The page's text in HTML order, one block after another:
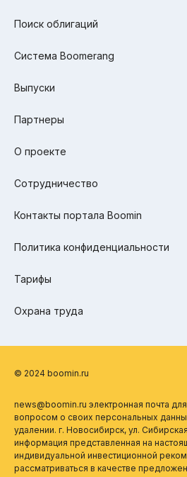
Поиск облигаций
Система Boomerang
Выпуски
Партнеры
О проекте
Сотрудничество
Контакты портала Boomin
Политика конфиденциальности
Тарифы
Охрана труда
© 2024 boomin.ru
news@boomin.ru электронная почта
вопросом о своих персональных
удалении. г. Новосибирск, ул.
информация представленная на
индивидуальной инвестиционной
рассматриваться в качестве